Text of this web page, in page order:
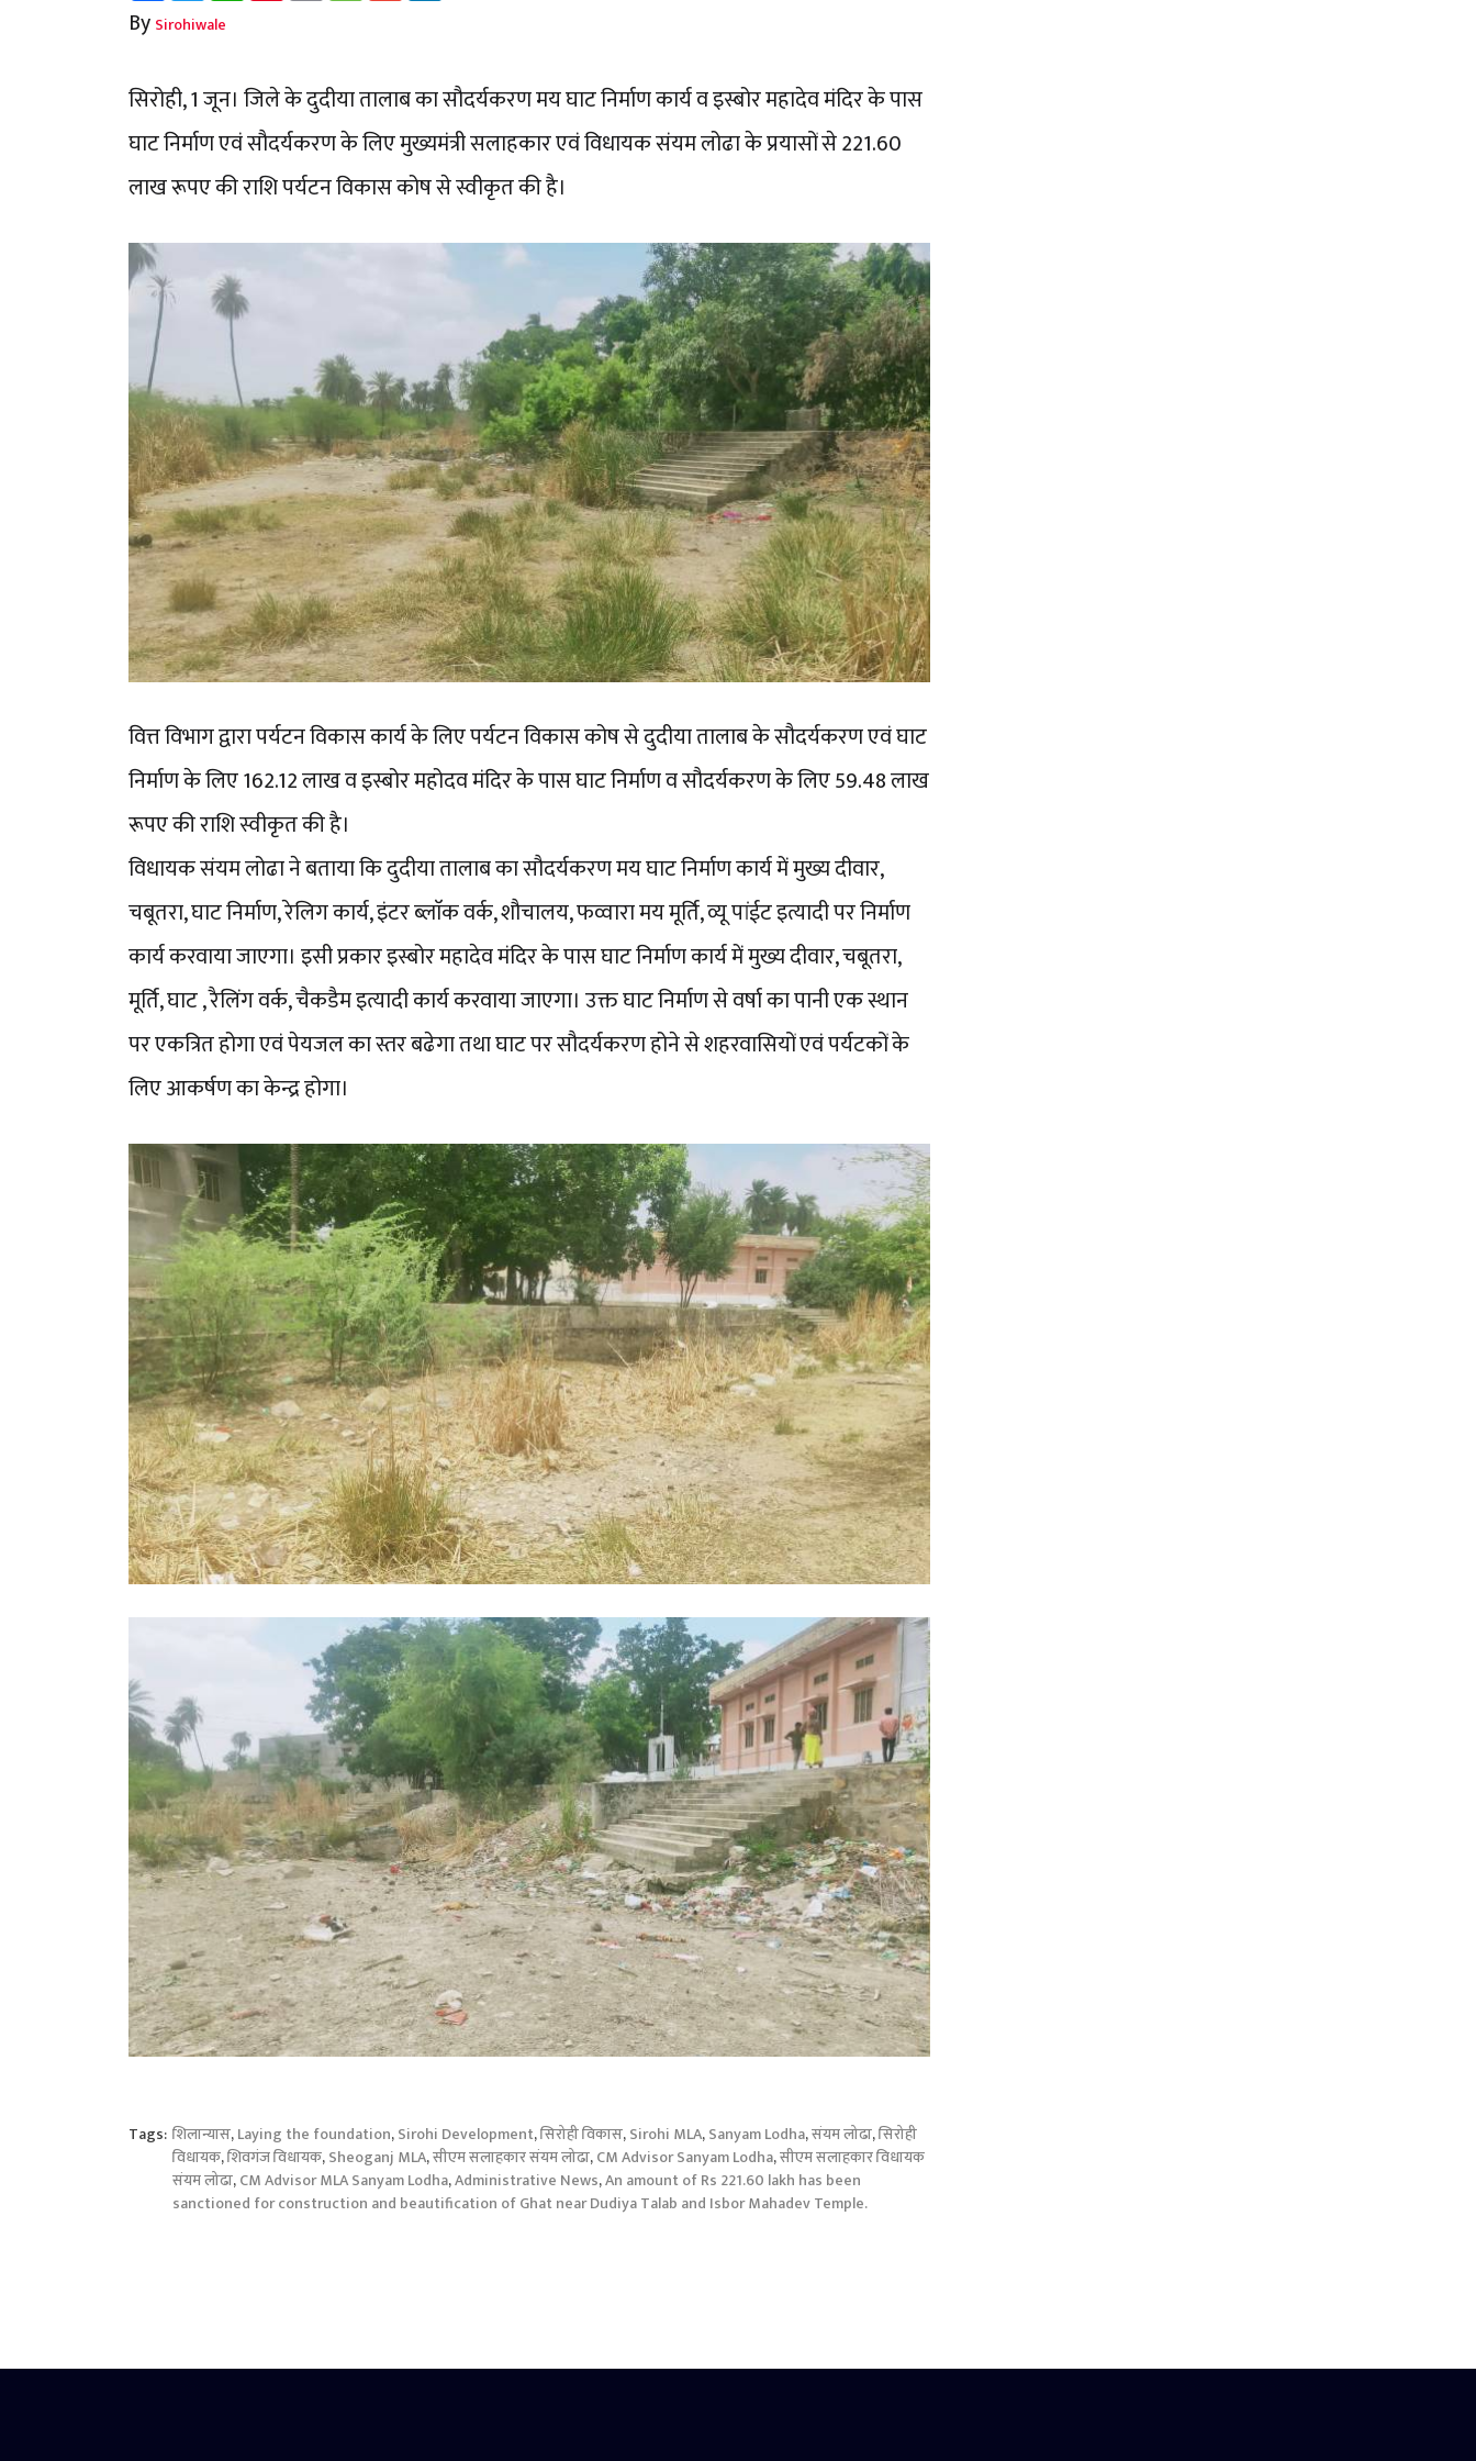
By Sirohiwale
सिरोही, 1 जून। जिले के दुदीया तालाब का सौदर्यकरण मय घाट निर्माण कार्य व इस्बोर महादेव मंदिर के पास
घाट निर्माण एवं सौदर्यकरण के लिए मुख्यमंत्री सलाहकार एवं विधायक संयम लोढा के प्रयासों से 221.60
लाख रूपए की राशि पर्यटन विकास कोष से स्वीकृत की है।
वित्त विभाग द्वारा पर्यटन विकास कार्य के लिए पर्यटन विकास कोष से दुदीया तालाब के सौदर्यकरण एवं घाट
निर्माण के लिए 162.12 लाख व इस्बोर महोदव मंदिर के पास घाट निर्माण व सौदर्यकरण के लिए 59.48 लाख
रूपए की राशि स्वीकृत की है।
विधायक संयम लोढा ने बताया कि दुदीया तालाब का सौदर्यकरण मय घाट निर्माण कार्य में मुख्य दीवार,
चबूतरा, घाट निर्माण, रेलिग कार्य, इंटर ब्लाॅक वर्क, शौचालय, फव्वारा मय मूर्ति, व्यू पांईट इत्यादी पर निर्माण
कार्य करवाया जाएगा। इसी प्रकार इस्बोर महादेव मंदिर के पास घाट निर्माण कार्य में मुख्य दीवार, चबूतरा,
मूर्ति, घाट , रैलिंग वर्क, चैकडैम इत्यादी कार्य करवाया जाएगा। उक्त घाट निर्माण से वर्षा का पानी एक स्थान
पर एकत्रित होगा एवं पेयजल का स्तर बढेगा तथा घाट पर सौदर्यकरण होने से शहरवासियों एवं पर्यटकों के
लिए आकर्षण का केन्द्र होगा।
Tags: शिलान्यास,Laying the foundation,Sirohi Development,सिरोही विकास,Sirohi MLA,Sanyam Lodha,संयम लोढा,सिरोही
विधायक,शिवगंज विधायक,Sheoganj MLA,सीएम सलाहकार संयम लोढा,CM Advisor Sanyam Lodha,सीएम सलाहकार विधायक
संयम लोढा,CM Advisor MLA Sanyam Lodha,Administrative News,An amount of Rs 221.60 lakh has been
sanctioned for construction and beautification of Ghat near Dudiya Talab and Isbor Mahadev Temple.